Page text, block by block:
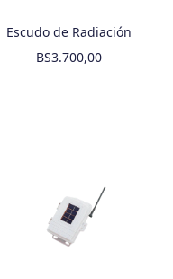
Escudo de Radiación
BS3.700,00